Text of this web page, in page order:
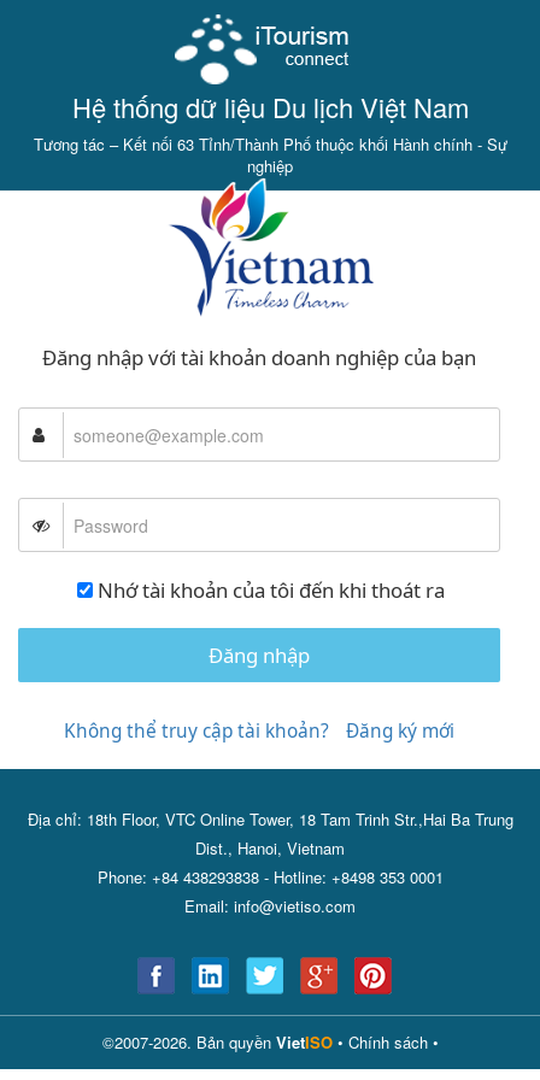
Hệ thống dữ liệu Du lịch Việt Nam
Tương tác – Kết nối 63 Tỉnh/Thành Phố thuộc khối Hành chính - Sự
nghiệp
Đăng nhập với tài khoản doanh nghiệp của bạn
Nhớ tài khoản của tôi đến khi thoát ra
Đăng nhập
Không thể truy cập tài khoản? Đăng ký mới
Địa chỉ: 18th Floor, VTC Online Tower, 18 Tam Trinh Str.,Hai Ba Trung
Dist., Hanoi, Vietnam
Phone: +84 438293838 - Hotline: +8498 353 0001
Email: info@vietiso.com
©2007-2026. Bản quyền VietISO• Chính sách•